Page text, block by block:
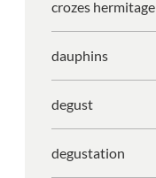
crozes hermitage
dauphins
degust
degustation